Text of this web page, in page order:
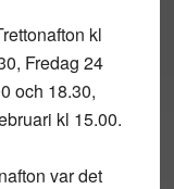
kl
Fredag 24
och 18.30,
kl 15.00.
var det